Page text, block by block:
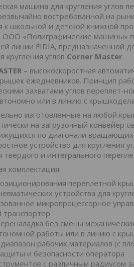
машина для кругления углов
востребованной на
к школьной и детской книжной
ООО «Полиграфические машины»
линии FIDIA, предназначенной
углов Corner Master.
– высокоскоростная
ежедневников. Принцип
захватами углов
или в линию с
изготовленные на любой
на загрузочный конвейер
по диагонали
устройство для
твердого и интегрального
комплектация:
переплетной
устройства для
микропроцессорное
транспортер
без смены
работы или в линию с
рабочих материалов (с
и безопасности оператора
с различным радиусом